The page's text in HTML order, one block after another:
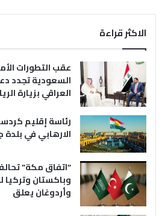
الاكثر قراءة
عقب التطورات
السعودية تجدد
العراقي بزيارة
رئاسة إقليم
الارهابي في بلدة
“اتفاق مكة”
وباكستان وتركيا
وأردوغان يعلق